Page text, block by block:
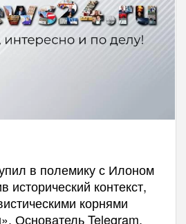
в полемику с Илоном
контекст,
корнями
Основатель Telegram,